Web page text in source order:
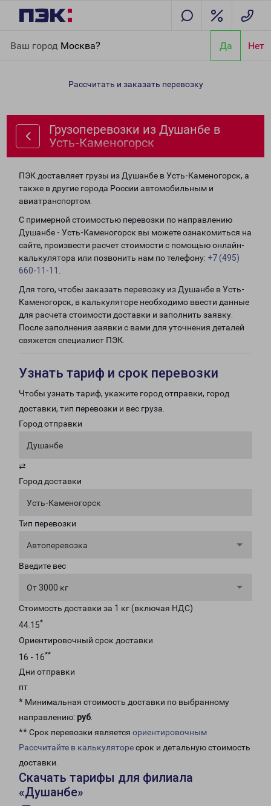
Ваш город Москва? Да Нет
Каменогорск
Рассчитать и заказать перевозку
Грузоперевозки из Душанбе в
Усть-Каменогорск
ПЭК доставляет грузы из Душанбе в Усть-Каменогорск, а
также в другие города России автомобильным и
авиатранспортом.
С примерной стоимостью перевозки по направлению
Душанбе - Усть-Каменогорск вы можете ознакомиться на
сайте, произвести расчет стоимости с помощью онлайн-
калькулятора или позвонить нам по телефону: +7 (495)
660-11-11
Для того, чтобы заказать перевозку из Душанбе в Усть-
Каменогорск, в калькуляторе необходимо ввести данные
для расчета стоимости доставки и заполнить заявку.
После заполнения заявки с вами для уточнения деталей
свяжется специалист ПЭК.
Узнать тариф и срок перевозки
Чтобы узнать тариф, укажите город отправки, город
доставки, тип перевозки и вес груза.
Город отправки
Душанбе
⇄
Город доставки
Усть-Каменогорск
Тип перевозки
Автоперевозка
Введите вес
От 3000 кг
Стоимость доставки за 1 кг (включая НДС)
44.15*
Ориентировочный срок доставки
16 - 16**
Дни отправки
пт
* Минимальная стоимость доставки по выбранному
направлению: руб.
** Срок перевозки является ориентировочным
Рассчитайте в калькуляторесрок и детальную стоимость
доставки.
Скачать тарифы для филиала
«Душанбе»